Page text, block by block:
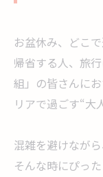
お盆休み、どこ
帰省する人、旅
組」の皆さんに
リアで過ごす“大
混雑を避けなが
そんな時にぴっ